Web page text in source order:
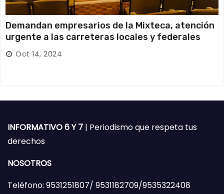
Demandan empresarios de la Mixteca, atención
urgente a las carreteras locales y federales
Oct 14, 2024
INFORMATIVO 6 Y 7 | Periodismo que respeta tus
derechos
NOSOTROS
Teléfono: 9531251807/ 9531182709/9535322408